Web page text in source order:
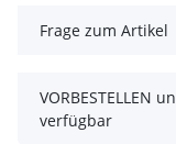
Frage zum Artikel
VORBESTELLEN
verfügbar